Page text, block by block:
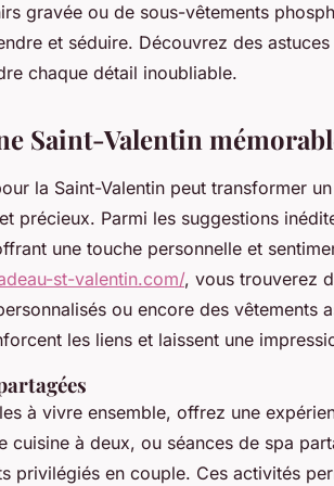
gravée ou de sous-vêtements
et séduire. Découvrez des
chaque détail inoubliable.
Saint-Valentin
la Saint-Valentin peut transformer
précieux. Parmi les suggestions
une touche personnelle et
st-valentin.com/, vous trouverez
ou encore des vêtements
les liens et laissent une
à vivre ensemble, offrez une
cuisine à deux, ou séances de spa
privilégiés en couple. Ces activités